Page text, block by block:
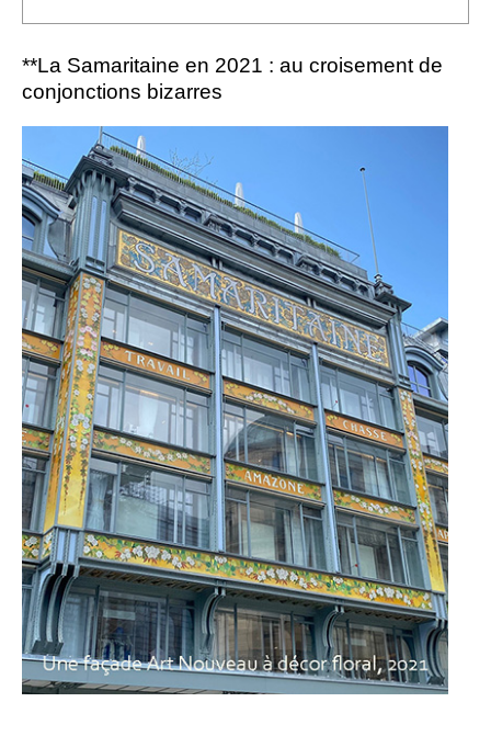
**La Samaritaine en 2021 : au croisement de
conjonctions bizarres